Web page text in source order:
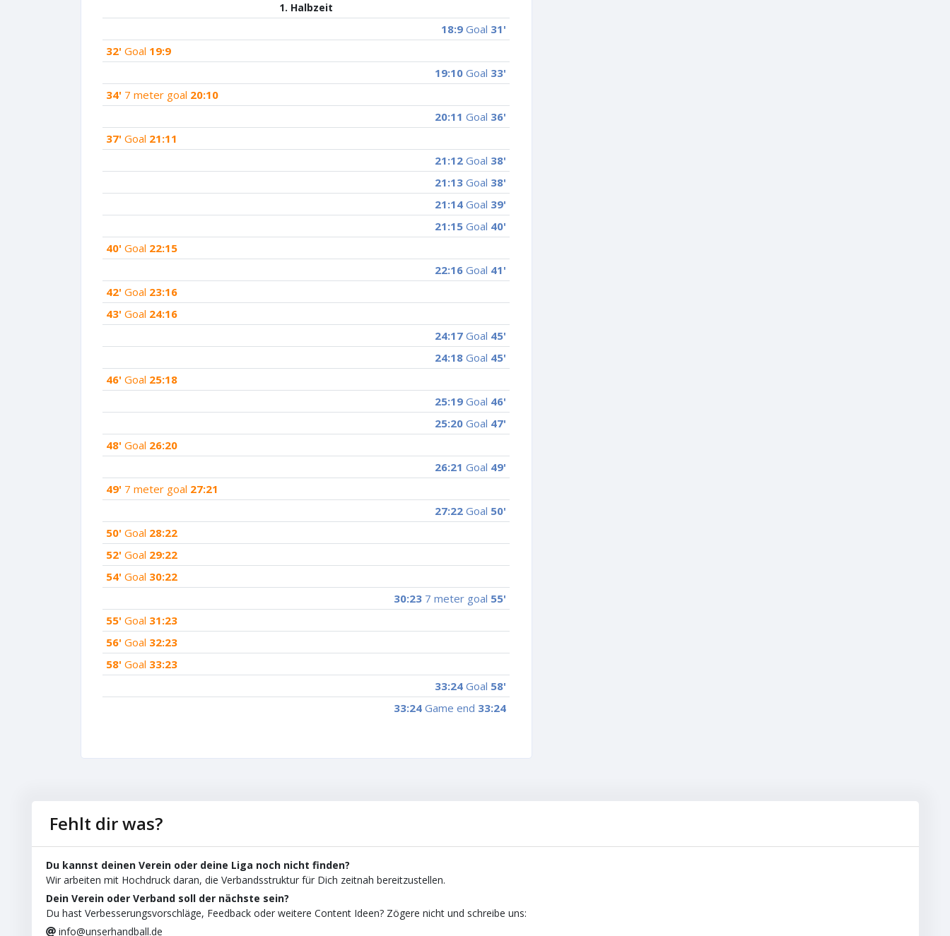
1. Halbzeit
18:9 Goal 31'
32' Goal 19:9
19:10 Goal 33'
34' 7 meter goal 20:10
20:11 Goal 36'
37' Goal 21:11
21:12 Goal 38'
21:13 Goal 38'
21:14 Goal 39'
21:15 Goal 40'
40' Goal 22:15
22:16 Goal 41'
42' Goal 23:16
43' Goal 24:16
24:17 Goal 45'
24:18 Goal 45'
46' Goal 25:18
25:19 Goal 46'
25:20 Goal 47'
48' Goal 26:20
26:21 Goal 49'
49' 7 meter goal 27:21
27:22 Goal 50'
50' Goal 28:22
52' Goal 29:22
54' Goal 30:22
30:23 7 meter goal 55'
55' Goal 31:23
56' Goal 32:23
58' Goal 33:23
33:24 Goal 58'
33:24 Game end 33:24
Fehlt dir was?
Du kannst deinen Verein oder deine Liga noch nicht finden?
Wir arbeiten mit Hochdruck daran, die Verbandsstruktur für Dich zeitnah bereitzustellen.
Dein Verein oder Verband soll der nächste sein?
Du hast Verbesserungsvorschläge, Feedback oder weitere Content Ideen? Zögere nicht und schreibe uns:
info@unserhandball.de